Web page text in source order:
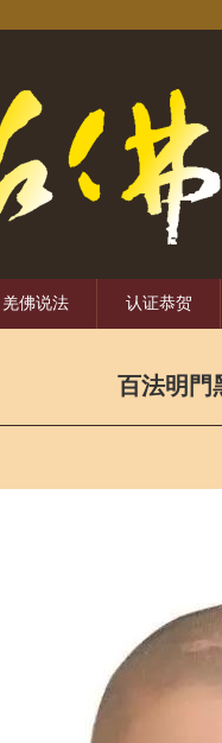
羌佛说法 认证恭贺
百法明門